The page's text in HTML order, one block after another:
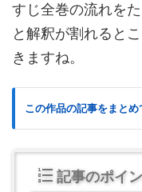
すじ全巻の流れを
と解釈が割れると
きますね。
この作品の記事をまとめ
記事のポイ